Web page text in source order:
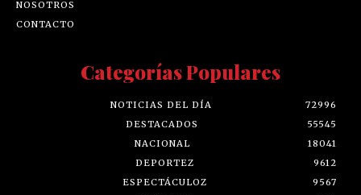
NOSOTROS
CONTACTO
Categorías Populares
NOTICIAS DEL DÍA
72996
DESTACADOS
55545
NACIONAL
18041
DEPORTEZ
9612
ESPECTÁCULOZ
9567